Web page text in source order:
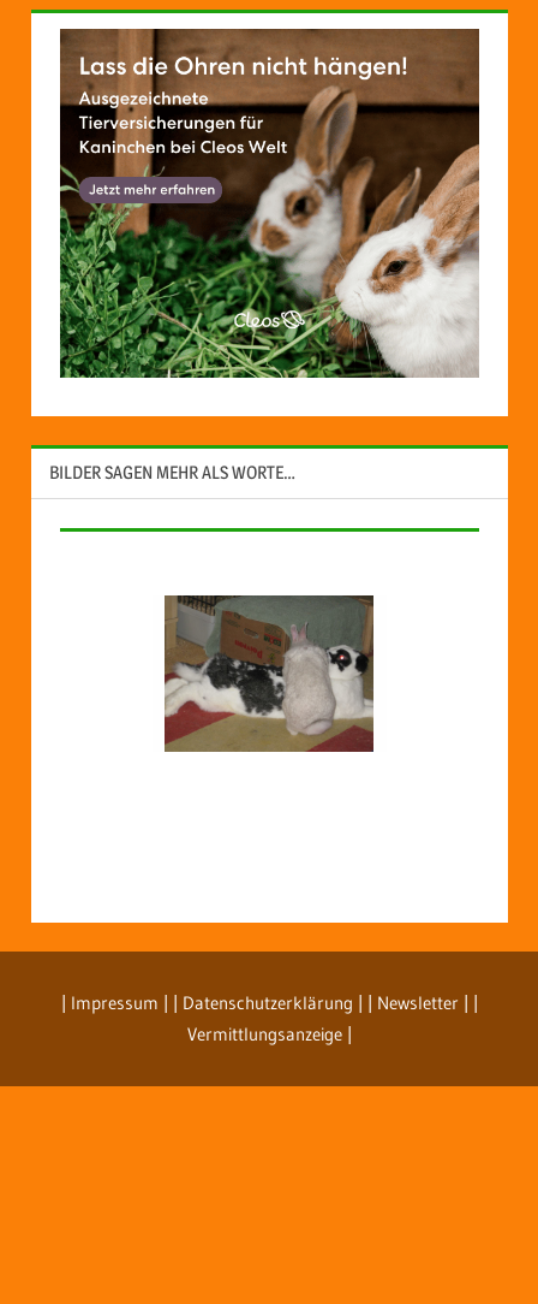
BILDER SAGEN MEHR ALS WORTE…
| Impressum | | Datenschutzerklärung | | Newsletter | |
Vermittlungsanzeige |